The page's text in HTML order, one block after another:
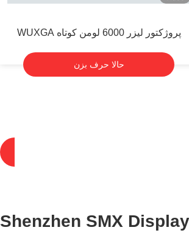
پروژکتور لیزر 6000 لومن کوتاه WUXGA
حالا حرف بزن
Shenzhen SMX